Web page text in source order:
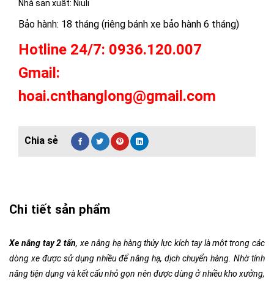
Nhà sản xuất: Niuli
Bảo hành: 18 tháng (riêng bánh xe bảo hành 6 tháng)
Hotline 24/7: 0936.120.007
Gmail:
hoai.cnthanglong@gmail.com
Chi tiết sản phẩm
Xe nâng tay 2 tấn, xe nâng hạ hàng thủy lực kích tay là một trong các
dòng xe được sử dụng nhiều để nâng hạ, dịch chuyển hàng. Nhờ tính
năng tiện dụng và kết cấu nhỏ gọn nên được dùng ở nhiều kho xưởng,